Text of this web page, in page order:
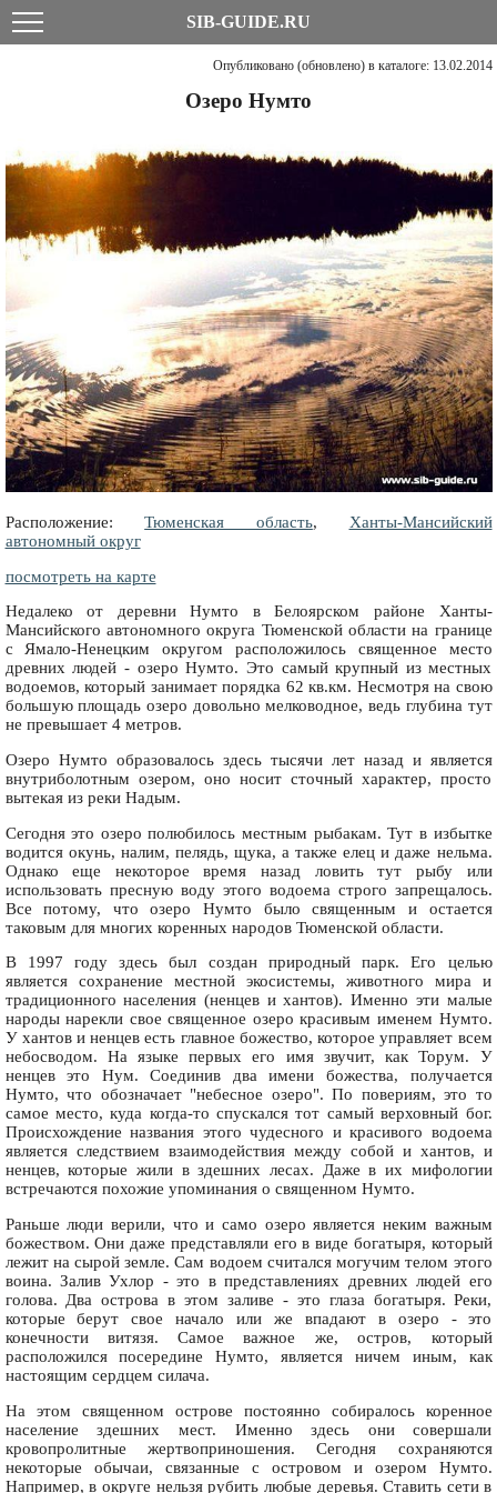
SIB-GUIDE.RU
Опубликовано (обновлено) в каталоге: 13.02.2014
Озеро Нумто
Расположение:Тюменская область, Ханты-Мансийский
автономный округ
посмотреть на карте
Недалеко от деревни Нумто в Белоярском районе Ханты-
Мансийского автономного округа Тюменской области на границе
с Ямало-Ненецким округом расположилось священное место
древних людей - озеро Нумто. Это самый крупный из местных
водоемов, который занимает порядка 62 кв.км. Несмотря на свою
большую площадь озеро довольно мелководное, ведь глубина тут
не превышает 4 метров.
Озеро Нумто образовалось здесь тысячи лет назад и является
внутриболотным озером, оно носит сточный характер, просто
вытекая из реки Надым.
Сегодня это озеро полюбилось местным рыбакам. Тут в избытке
водится окунь, налим, пелядь, щука, а также елец и даже нельма.
Однако еще некоторое время назад ловить тут рыбу или
использовать пресную воду этого водоема строго запрещалось.
Все потому, что озеро Нумто было священным и остается
таковым для многих коренных народов Тюменской области.
В 1997 году здесь был создан природный парк. Его целью
является сохранение местной экосистемы, животного мира и
традиционного населения (ненцев и хантов). Именно эти малые
народы нарекли свое священное озеро красивым именем Нумто.
У хантов и ненцев есть главное божество, которое управляет всем
небосводом. На языке первых его имя звучит, как Торум. У
ненцев это Нум. Соединив два имени божества, получается
Нумто, что обозначает "небесное озеро". По повериям, это то
самое место, куда когда-то спускался тот самый верховный бог.
Происхождение названия этого чудесного и красивого водоема
является следствием взаимодействия между собой и хантов, и
ненцев, которые жили в здешних лесах. Даже в их мифологии
встречаются похожие упоминания о священном Нумто.
Раньше люди верили, что и само озеро является неким важным
божеством. Они даже представляли его в виде богатыря, который
лежит на сырой земле. Сам водоем считался могучим телом этого
воина. Залив Ухлор - это в представлениях древних людей его
голова. Два острова в этом заливе - это глаза богатыря. Реки,
которые берут свое начало или же впадают в озеро - это
конечности витязя. Самое важное же, остров, который
расположился посередине Нумто, является ничем иным, как
настоящим сердцем силача.
На этом священном острове постоянно собиралось коренное
население здешних мест. Именно здесь они совершали
кровопролитные жертвоприношения. Сегодня сохраняются
некоторые обычаи, связанные с островом и озером Нумто.
Например, в округе нельзя рубить любые деревья. Ставить сети в